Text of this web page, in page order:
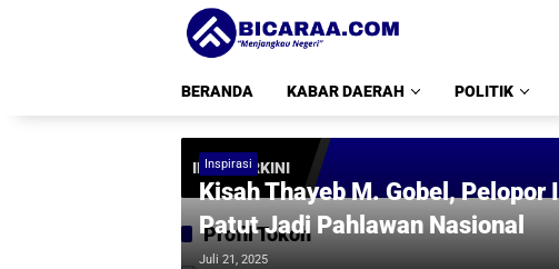
BERANDA KABAR DAERAH POLITIK
INFO TERKINI
Profil Tokoh
Inspirasi
Kisah Thayeb M. Gobel,
Patut Jadi Pahlawan Nasional
Juli 21, 2025